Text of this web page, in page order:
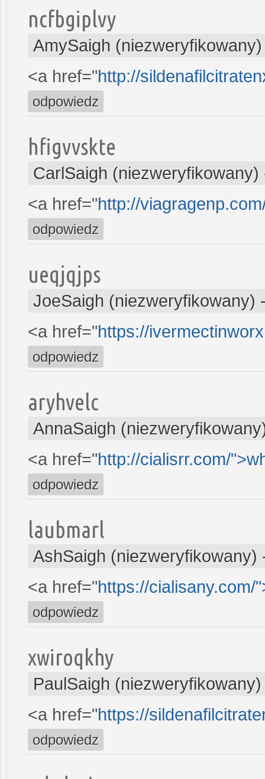
ncfbgiplvy
AmySaigh (niezweryfikowany)
<a href="http://
odpowiedz
hfigvvskte
CarlSaigh (niezweryfikowany)
<a href="http://
odpowiedz
ueqjqjps
JoeSaigh (niezweryfikowany)
<a href="https://
odpowiedz
aryhvelc
AnnaSaigh
<a href="http://cialisrr.com/
odpowiedz
laubmarl
AshSaigh (niezweryfikowany)
<a href="https://cialisany.com/
odpowiedz
xwiroqkhy
PaulSaigh (niezweryfikowany)
<a href="https://
odpowiedz